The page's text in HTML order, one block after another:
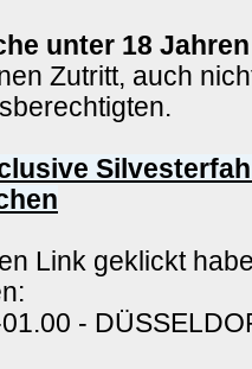
unter 18 Jahren
Zutritt, auch
Link geklickt
-